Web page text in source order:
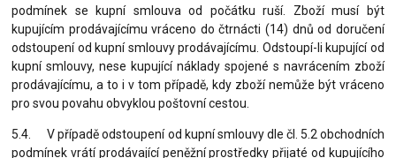
podmínek se kupní smlouva od počátku ruší. Zboží musí být
kupujícím prodávajícímu vráceno do čtrnácti (14) dnů od doručení
odstoupení od kupní smlouvy prodávajícímu. Odstoupí-li kupující od
kupní smlouvy, nese kupující náklady spojené s navrácením zboží
prodávajícímu, a to i v tom případě, kdy zboží nemůže být vráceno
pro svou povahu obvyklou poštovní cestou.
5.4. V případě odstoupení od kupní smlouvy dle čl. 5.2 obchodních
podmínek vrátí prodávající peněžní prostředky přijaté od kupujícího